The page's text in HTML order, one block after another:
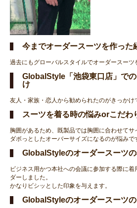
今までオーダースーツを作った
過去にもグローバルスタイルでオーダースーツ
GlobalStyle「池袋東口店」で
け
友人・家族・恋人から勧められたのがきっかけ
スーツを着る時の悩みorこだわ
胸囲があるため、既製品では胸囲に合わせて
ダボっとしたオーバーサイズになるのが悩みで
GlobalStyleのオーダースーツ
ビジネス用かつ本社への会議に参加する際に
ダーしました。
かなりビシッとした印象を与えます。
GlobalStyleのオーダースーツ